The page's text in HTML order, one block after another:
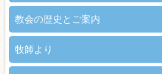
教会の歴史とご案内
牧師より